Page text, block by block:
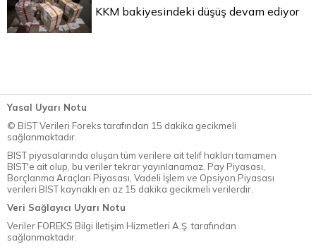
KKM bakiyesindeki düşüş devam ediyor
Yasal Uyarı Notu
© BİST Verileri Foreks tarafından 15 dakika gecikmeli
sağlanmaktadır.
BIST piyasalarında oluşan tüm verilere ait telif hakları tamamen
BIST'e ait olup, bu veriler tekrar yayınlanamaz. Pay Piyasası,
Borçlanma Araçları Piyasası, Vadeli İşlem ve Opsiyon Piyasası
verileri BIST kaynaklı en az 15 dakika gecikmeli verilerdir.
Veri Sağlayıcı Uyarı Notu
Veriler FOREKS Bilgi İletişim Hizmetleri A.Ş. tarafından
sağlanmaktadır.